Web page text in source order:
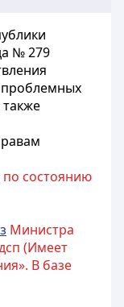
№ 279
также
по состоянию
Министра
(Имеет
В базе